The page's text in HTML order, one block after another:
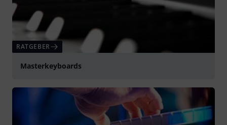
RATGEBER
Masterkeyboards